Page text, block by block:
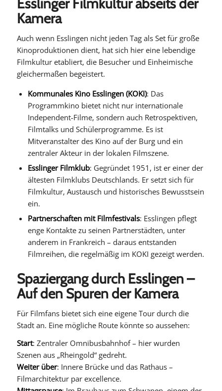
Esslinger Filmkultur abseits der
Kamera
Auch wenn Esslingen nicht jeden Tag als Set für große
Kinoproduktionen dient, hat sich hier eine lebendige
Filmkultur etabliert, die Besucher und Einheimische
gleichermaßen begeistert.
Kommunales Kino Esslingen (KOKI): Das
Programmkino bietet nicht nur internationale
Independent-Filme, sondern auch Retrospektiven,
Filmtalks und Schülerprogramme. Es ist
Mitveranstalter des Kino auf der Burg und ein
zentraler Akteur in der lokalen Filmszene.
Esslinger Filmklub: Gegründet 1951, ist er einer der
ältesten Filmklubs Deutschlands. Er setzt sich für
Filmkultur, Austausch und historisches Bewusstsein
ein.
Partnerschaften mit Filmfestivals: Esslingen pflegt
enge Kontakte zu seinen Partnerstädten, unter
anderem in Frankreich – daraus entstanden
Filmreihen, die regelmäßig im KOKI gezeigt werden.
Spaziergang durch Esslingen –
Auf den Spuren der Kamera
Für Filmfans bietet sich eine eigene Tour durch die
Stadt an. Eine mögliche Route könnte so aussehen:
Start: Zentraler Omnibusbahnhof – hier wurden
Szenen aus „Rheingold“ gedreht.
Weiter über: Innere Brücke und das Rathaus –
Filmarchitektur par excellence.